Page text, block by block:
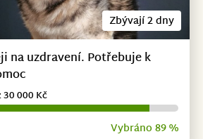
Zbývají 2 dny
na uzdravení. Potřebuje k
Vybráno 89 %
30 000 Kč